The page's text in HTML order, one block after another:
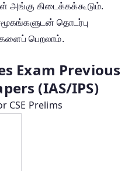
அங்கு கிடைக்கக்கூடும்.
தொடர்பு
பெறலாம்.
Exam Previous
(IAS/IPS)
CSE Prelims